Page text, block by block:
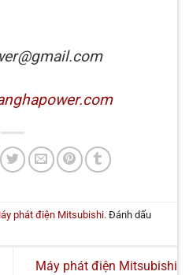
phát điện Mitsubishi. Đánh dấu
Máy phát điện Mitsubishi